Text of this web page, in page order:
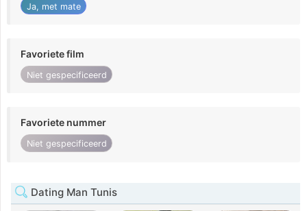
Ja, met mate
Favoriete film
Niet gespecificeerd
Favoriete nummer
Niet gespecificeerd
Dating Man Tunis